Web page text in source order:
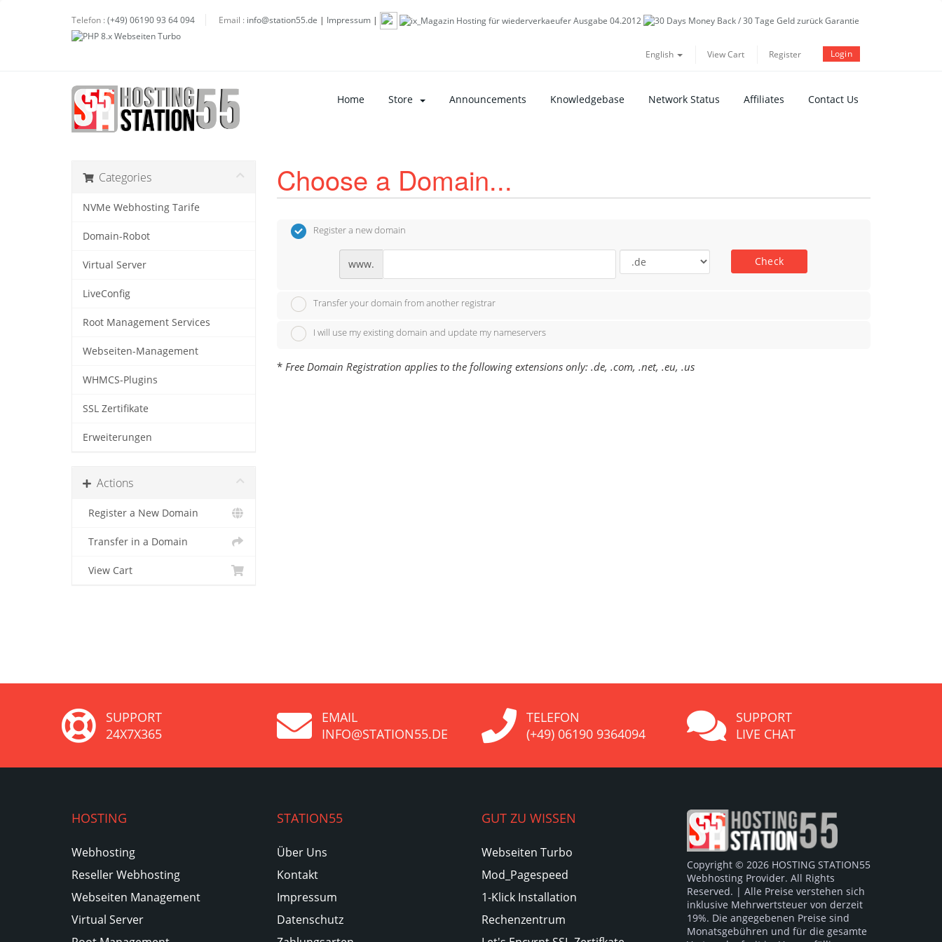
Telefon : (+49) 06190 93 64 094 Email : info@station55.de | Impressum |
English View Cart Register Login
Home Store Announcements Knowledgebase Network Status Affiliates Contact Us
Categories
NVMe Webhosting Tarife
Domain-Robot
Virtual Server
LiveConfig
Root Management Services
Webseiten-Management
WHMCS-Plugins
SSL Zertifikate
Erweiterungen
Actions
Register a New Domain
Transfer in a Domain
View Cart
Choose a Domain...
Register a new domain
www. Check
Transfer your domain from another registrar
I will use my existing domain and update my nameservers
* Free Domain Registration applies to the following extensions only: .de, .com, .net, .eu, .us
SUPPORT
24X7X365
EMAIL
INFO@STATION55.DE
TELEFON
(+49) 06190 9364094
SUPPORT
LIVE CHAT
HOSTING
Webhosting
Reseller Webhosting
Webseiten Management
Virtual Server
STATION55
Über Uns
Kontakt
Impressum
Datenschutz
GUT ZU WISSEN
Webseiten Turbo
Mod_Pagespeed
1-Klick Installation
Rechenzentrum
Copyright © 2026 HOSTING STATION55
Webhosting Provider. All Rights
Reserved. | Alle Preise verstehen sich
inklusive Mehrwertsteuer von derzeit
19%. Die angegebenen Preise sind
Monatsgebühren und für die gesamte